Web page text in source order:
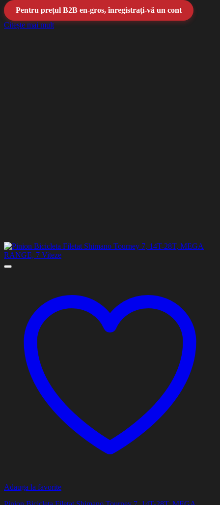
Pentru prețul B2B en-gros, înregistrați-vă un cont
Citește mai mult
Adauga la favorite